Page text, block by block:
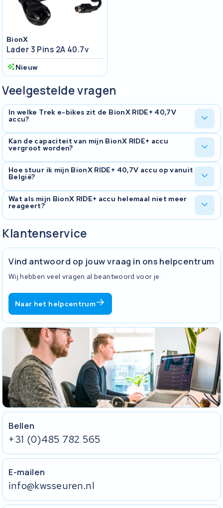
BionX
Lader 3 Pins 2A 40.7v
Nieuw
Veelgestelde vragen
In welke Trek e-bikes zit de BionX RIDE+ 40,7V
accu?
Deze accu komt voor in diverse Trek modellen uit 2010-2011,
waaronder de Navigator L500, T80+, L500+, T400+,
Transport+, 7200+, 7200+ L100+ BLX en T80+ GL. Het
cellenpakket bevat 11 cellen in serie met een 3-pins aansluiting.
Kan de capaciteit van mijn BionX RIDE+ accu
vergroot worden?
Bij revisie plaatsen we nieuwe cellen. Afhankelijk van het
beschikbare celtype kan de capaciteit gelijk blijven of toenemen
ten opzichte van de originele specificatie. We adviseren je vooraf
welke opties er zijn voor jouw specifieke accu.
Hoe stuur ik mijn BionX RIDE+ 40,7V accu op vanuit
België?
Na aanmelding ontvang je een gratis verzendlabel. Verpak de accu
stevig en lever het pakket in bij het opgegeven afhaalpunt. De
retourzending na revisie is ook gratis. Je krijgt 2 jaar garantie op
Wat als mijn BionX RIDE+ accu helemaal niet meer
reageert?
Een accu die niet meer reageert hoeft niet per se kapotte cellen te
hebben. Het BMS kan in een beveiligingsmodus staan, of de lader
probleem zit. Zo betaal je alleen voor wat echt gerepareerd moet
worden.
Klantenservice
Vind antwoord op jouw vraag in ons helpcentrum
Wij hebben veel vragen al beantwoord voor je.
Naar het helpcentrum
Bellen
+31 (0)485 782 565
E-mailen
info@kwsseuren.nl